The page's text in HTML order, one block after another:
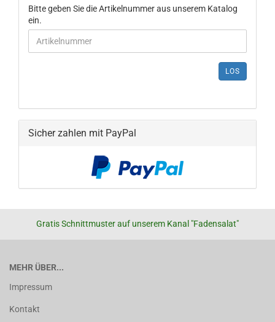
Bitte geben Sie die Artikelnummer aus unserem Katalog
ein.
LOS
Sicher zahlen mit PayPal
Gratis Schnittmuster auf unserem Kanal "Fadensalat"
MEHR ÜBER...
Impressum
Kontakt